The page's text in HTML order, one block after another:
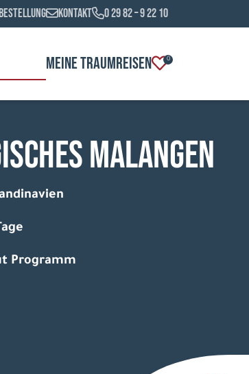
Kontakt 0 29 82 – 9 22 10
MEINE TRAUMREISEN 0
Malangen
Programm